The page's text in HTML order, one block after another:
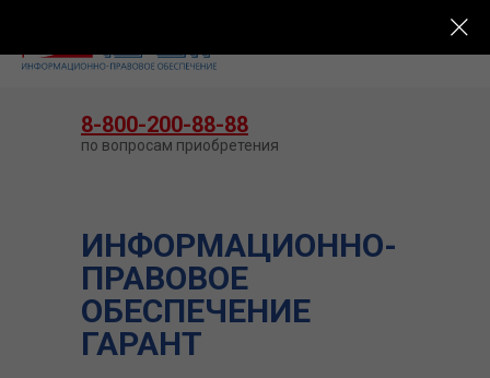
ИНФОРМАЦИОННО-
ПРАВОВОЕ
ОБЕСПЕЧЕНИЕ
ГАРАНТ
8-800-200-88-88
по вопросам приобретения